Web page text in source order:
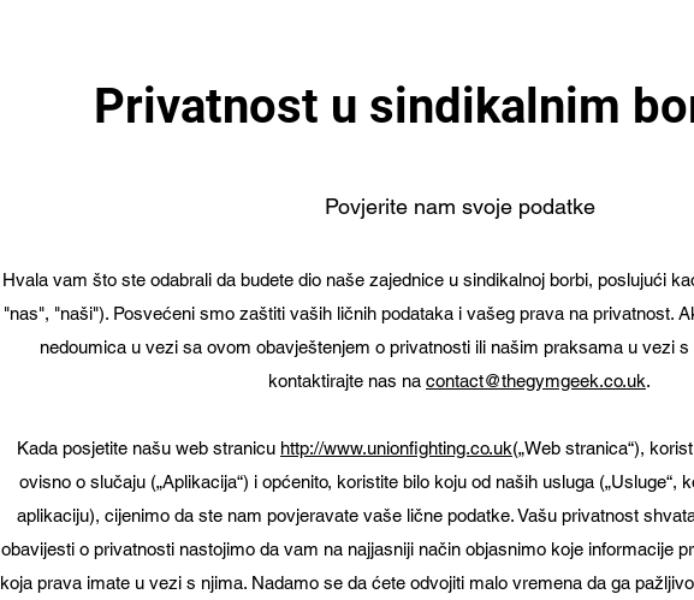
Privatnost u sindikalnim
Povjerite nam svoje podatke
Hvala vam što ste odabrali da budete dio naše zajednice u sindikalnoj borbi, poslujući
"nas", "naši"). Posvećeni smo zaštiti vaših ličnih podataka i vašeg prava na privatnost.
nedoumica u vezi sa ovom obavještenjem o privatnosti ili našim praksama u vezi
kontaktirajte nas na contact@thegymgeek.co.uk.
Kada posjetite našu web stranicu http://www.unionfighting.co.uk(„Web stranica“),
ovisno o slučaju („Aplikacija“) i općenito, koristite bilo koju od naših usluga („Usluge“,
aplikaciju), cijenimo da ste nam povjeravate vaše lične podatke. Vašu privatnost
obavijesti o privatnosti nastojimo da vam na najjasniji način objasnimo koje informacije
koja prava imate u vezi s njima. Nadamo se da ćete odvojiti malo vremena da ga